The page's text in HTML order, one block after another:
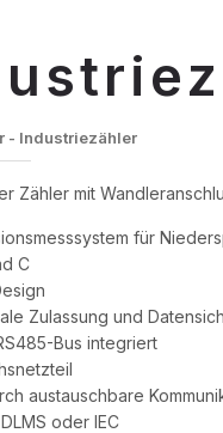
- Industriezähler
Zähler mit
für
C
Zulassung und
Bus integriert
austauschbare
oder IEC